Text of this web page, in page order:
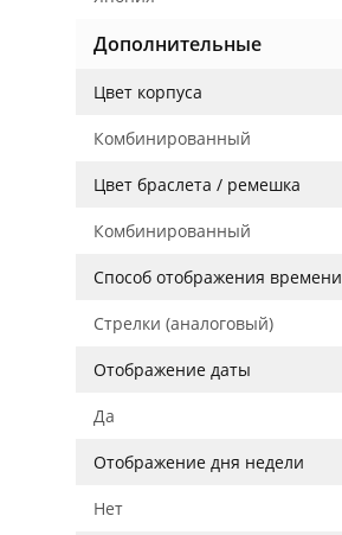
Дополнительные
Цвет корпуса
Комбинированный
Цвет браслета / ремешка
Комбинированный
Способ отображения времени
Стрелки (аналоговый)
Отображение даты
Да
Отображение дня недели
Нет